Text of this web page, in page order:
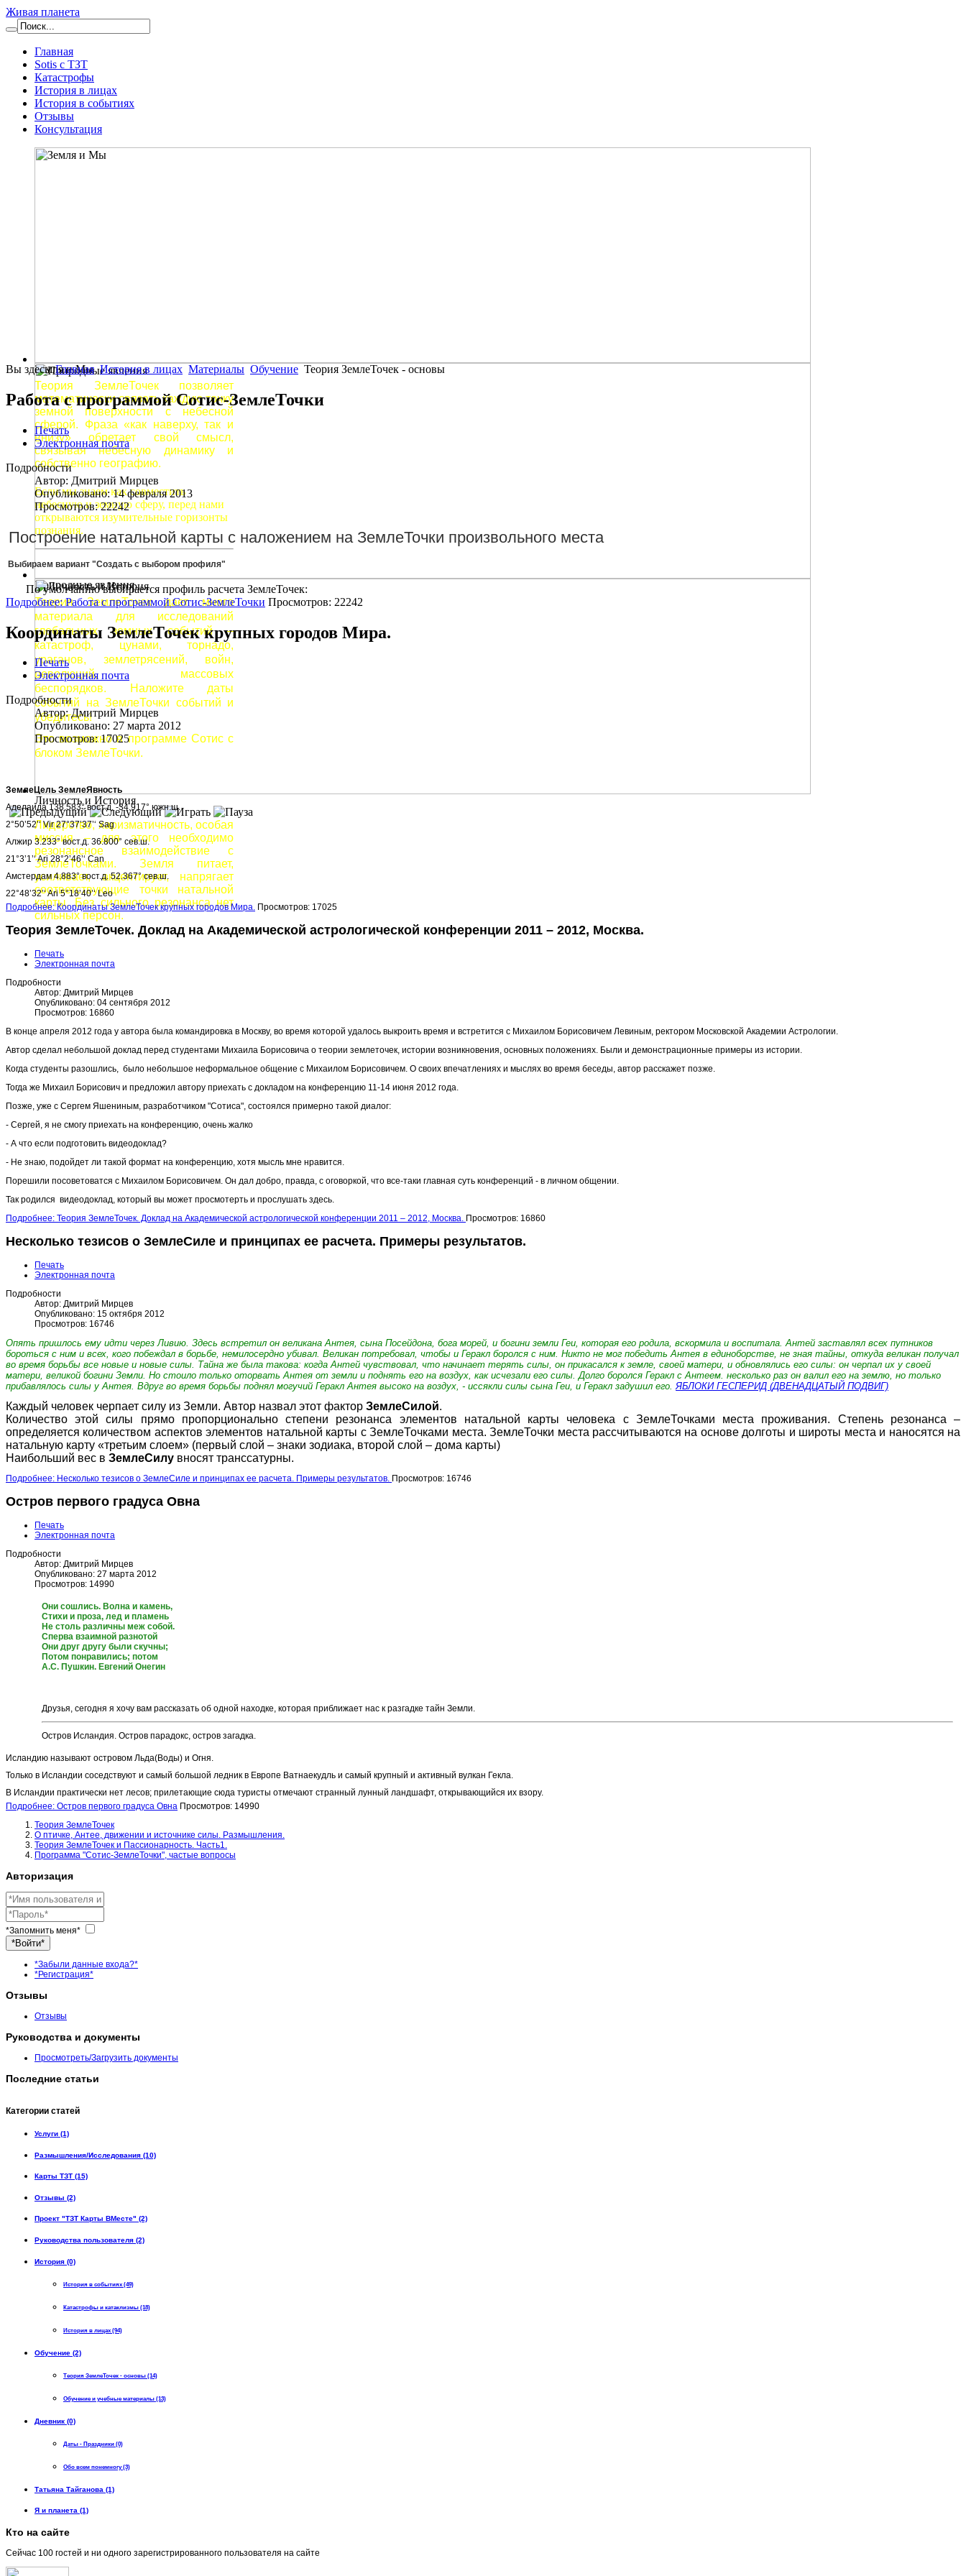
Живая планета
Главная
Sotis с ТЗТ
Катастрофы
История в лицах
История в событиях
Отзывы
Консультация
Земля и Мы
Теория ЗемлеТочек позволяет
математически связать каждую точку
земной поверхности с небесной
сферой. Фраза «как наверху, так и
внизу» обретает свой смысл,
связывая небесную динамику и
собственно географию.
Если мы знаем как совместить
небесную и земную сферу, перед нами
открываются изумительные горизонты
познания.
Природные явления
Теория ЗемлеТочек дает много
материала для исследований
глобальных земных событий –
катастроф, цунами, торнадо,
ураганов, землетрясений, войн,
революций, массовых
беспорядков. Наложите даты
событий на ЗемлеТочки событий и
убедитесь!
Это возможно в программе Сотис с
блоком ЗемлеТочки.
Личность и История
Лидерство, харизматичность, особая
миссия – для этого необходимо
резонансное взаимодействие с
ЗемлеТочками. Земля питает,
усиливает, акцентирует, напрягает
соответствующие точки натальной
карты. Без сильного резонанса нет
сильных персон.
Вы здесь:Главная История в лицах Материалы Обучение Теория ЗемлеТочек - основы
Работа с программой Сотис-ЗемлеТочки
Печать
Электронная почта
Подробности
Автор: Дмитрий Мирцев
Опубликовано: 14 февраля 2013
Просмотров: 22242
Построение натальной карты с наложением на ЗемлеТочки произвольного места
Выбираем вариант "Создать с выбором профиля"
По умолчанию выбирается профиль расчета ЗемлеТочек:
Подробнее: Работа с программой Сотис-ЗемлеТочки Просмотров: 22242
Координаты ЗемлеТочек крупных городов Мира.
Печать
Электронная почта
Подробности
Автор:Дмитрий Мирцев
Опубликовано: 27 марта 2012
Просмотров: 17025
ЗемлеЦель ЗемлеЯвность
Аделаида 138.583° вост.д. -34.917° южн.ш.
2°50’52’‘ Vir 27°37’37’‘ Sag
Алжир 3.233° вост.д. 36.800° сев.ш.
21°3’1’‘ Ari 28°2’46’‘ Can
Амстердам 4.883° вост.д. 52.367° сев.ш.
22°48’32’‘ Ari 5°18’40’‘ Leo
Подробнее: Координаты ЗемлеТочек крупных городов Мира. Просмотров: 17025
Теория ЗемлеТочек. Доклад на Академической астрологической конференции 2011 – 2012, Москва.
Печать
Электронная почта
Подробности
Автор: Дмитрий Мирцев
Опубликовано: 04 сентября 2012
Просмотров: 16860
В конце апреля 2012 года у автора была командировка в Москву, во время которой удалось выкроить время и встретится с Михаилом Борисовичем Левиным, ректором Московской Академии Астрологии.
Автор сделал небольшой доклад перед студентами Михаила Борисовича о теории землеточек, истории возникновения, основных положениях. Были и демонстрационные примеры из истории.
Когда студенты разошлись, было небольшое неформальное общение с Михаилом Борисовичем. О своих впечатлениях и мыслях во время беседы, автор расскажет позже.
Тогда же Михаил Борисович и предложил автору приехать с докладом на конференцию 11-14 июня 2012 года.
Позже, уже с Сергем Яшениным, разработчиком "Сотиса", состоялся примерно такой диалог:
- Сергей, я не смогу приехать на конференцию, очень жалко
- А что если подготовить видеодоклад?
- Не знаю, подойдет ли такой формат на конференцию, хотя мысль мне нравится.
Порешили посоветоватся с Михаилом Борисовичем. Он дал добро, правда, с оговоркой, что все-таки главная суть конференций - в личном общении.
Так родился видеодоклад, который вы может просмотерть и прослушать здесь.
Подробнее: Теория ЗемлеТочек. Доклад на Академической астрологической конференции 2011 – 2012, Москва. Просмотров: 16860
Несколько тезисов о ЗемлеСиле и принципах ее расчета. Примеры результатов.
Печать
Электронная почта
Подробности
Автор: Дмитрий Мирцев
Опубликовано: 15 октября 2012
Просмотров: 16746
Опять пришлось ему идти через Ливию. Здесь встретил он великана Антея, сына Посейдона, бога морей, и богини земли Геи, которая его родила, вскормила и воспитала. Антей заставлял всех путников
бороться с ним и всех, кого побеждал в борьбе, немилосердно убивал. Великан потребовал, чтобы и Геракл боролся с ним. Никто не мог победить Антея в единоборстве, не зная тайны, откуда великан получал
во время борьбы все новые и новые силы. Тайна же была такова: когда Антей чувствовал, что начинает терять силы, он прикасался к земле, своей матери, и обновлялись его силы: он черпал их у своей
матери, великой богини Земли. Но стоило только оторвать Антея от земли и поднять его на воздух, как исчезали его силы. Долго боролся Геракл с Антеем. несколько раз он валил его на землю, но только
прибавлялось силы у Антея. Вдруг во время борьбы поднял могучий Геракл Антея высоко на воздух, - иссякли силы сына Геи, и Геракл задушил его. ЯБЛОКИ ГЕСПЕРИД (ДВЕНАДЦАТЫЙ ПОДВИГ)
Каждый человек черпает силу из Земли. Автор назвал этот фактор ЗемлеСилой.
Количество этой силы прямо пропорционально степени резонанса элементов натальной карты человека с ЗемлеТочками места проживания. Степень резонанса –
определяется количеством аспектов элементов натальной карты с ЗемлеТочками места. ЗемлеТочки места рассчитываются на основе долготы и широты места и наносятся на
натальную карту «третьим слоем» (первый слой – знаки зодиака, второй слой – дома карты)
Наибольший вес в ЗемлеСилу вносят транссатурны.
Подробнее: Несколько тезисов о ЗемлеСиле и принципах ее расчета. Примеры результатов. Просмотров: 16746
Остров первого градуса Овна
Печать
Электронная почта
Подробности
Автор: Дмитрий Мирцев
Опубликовано: 27 марта 2012
Просмотров: 14990
Они сошлись. Волна и камень,
Стихи и проза, лед и пламень
Не столь различны меж собой.
Сперва взаимной разнотой
Они друг другу были скучны;
Потом понравились; потом
А.С. Пушкин. Евгений Онегин
Друзья, сегодня я хочу вам рассказать об одной находке, которая приближает нас к разгадке тайн Земли.
Остров Исландия. Остров парадокс, остров загадка.
Исландию называют островом Льда(Воды) и Огня.
Только в Исландии соседствуют и самый большой ледник в Европе Ватнаекудль и самый крупный и активный вулкан Гекла.
В Исландии практически нет лесов; прилетающие сюда туристы отмечают странный лунный ландшафт, открывающийся их взору.
Подробнее: Остров первого градуса Овна Просмотров: 14990
Теория ЗемлеТочек
О птичке, Антее, движении и источнике силы. Размышления.
Теория ЗемлеТочек и Пассионарность. Часть1.
Программа "Сотис-ЗемлеТочки", частые вопросы
Авторизация
*Запомнить меня*
*Войти*
*Забыли данные входа?*
*Регистрация*
Отзывы
Отзывы
Руководства и документы
Просмотреть/Загрузить документы
Последние статьи
Категории статей
Услуги (1)
Размышления/Исследования (10)
Карты ТЗТ (15)
Отзывы (2)
Проект "ТЗТ Карты ВМесте" (2)
Руководства пользователя (2)
История (0)
История в событиях (49)
Катастрофы и катаклизмы (18)
История в лицах (94)
Обучение (2)
Теория ЗемлеТочек - основы (14)
Обучение и учебные материалы (13)
Дневник (0)
Даты - Праздники (0)
Обо всем понемногу (3)
Татьяна Тайганова (1)
Я и планета (1)
Кто на сайте
Сейчас 100 гостей и ни одного зарегистрированного пользователя на сайте